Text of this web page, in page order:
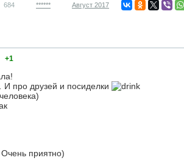
684 ****** Август 2017
+1
про друзей и посиделки
приятно)